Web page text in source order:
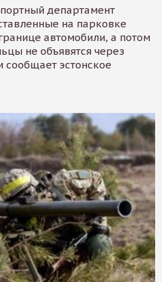
департамент
на парковке
автомобили, а потом
не объявятся через
сообщает эстонское